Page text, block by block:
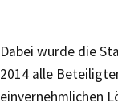
Dabei wurde die
2014 alle
einvernehmlichen